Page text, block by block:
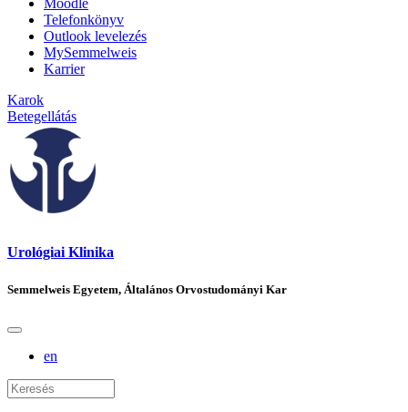
Moodle
Telefonkönyv
Outlook levelezés
MySemmelweis
Karrier
Karok
Betegellátás
Urológiai Klinika
Semmelweis Egyetem, Általános Orvostudományi Kar
en